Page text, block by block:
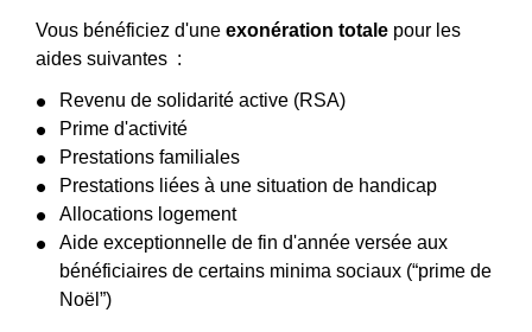
Vous bénéficiez d'une exonération totale pour les
aides suivantes :
Revenu de solidarité active (RSA)
Prime d'activité
Prestations familiales
Prestations liées à une situation de handicap
Allocations logement
Aide exceptionnelle de fin d'année versée aux
bénéficiaires de certains minima sociaux (“prime de
Noël”)